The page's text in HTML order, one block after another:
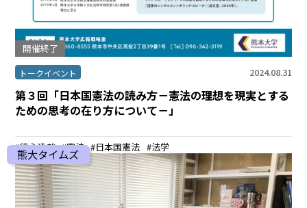
開催終了
トークイベント 2024.08.31
第３回「日本国憲法の読み方－憲法の理想を現実とする
ための思考の在り方について－」
德永達哉 憲法 日本国憲法 法学
熊大タイムズ